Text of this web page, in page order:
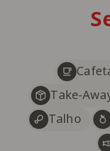
Take-
Talho